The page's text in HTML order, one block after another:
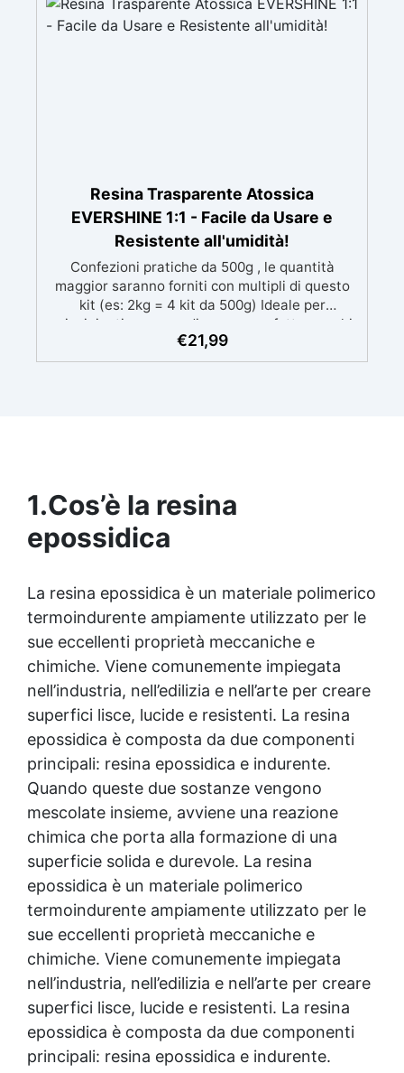
brillante
Resina Trasparente Atossica
EVERSHINE 1:1 - Facile da Usare e
Resistente all'umidità!
Confezioni pratiche da 500g , le quantità
maggior saranno forniti con multipli di questo
kit (es: 2kg = 4 kit da 500g) Ideale per
principianti: a prova di errore, perfetta per chi
inizia. Sempre lucida: garantisce una finitura
brillante e uniforme in ogni condizione.
€21,99
1.Cos’è la resina
epossidica
La resina epossidica è un materiale polimerico
termoindurente ampiamente utilizzato per le
sue eccellenti proprietà meccaniche e
chimiche. Viene comunemente impiegata
nell’industria, nell’edilizia e nell’arte per creare
superfici lisce, lucide e resistenti. La resina
epossidica è composta da due componenti
principali: resina epossidica e indurente.
Quando queste due sostanze vengono
mescolate insieme, avviene una reazione
chimica che porta alla formazione di una
superficie solida e durevole. La resina
epossidica è un materiale polimerico
termoindurente ampiamente utilizzato per le
sue eccellenti proprietà meccaniche e
chimiche. Viene comunemente impiegata
nell’industria, nell’edilizia e nell’arte per creare
superfici lisce, lucide e resistenti. La resina
epossidica è composta da due componenti
principali: resina epossidica e indurente.